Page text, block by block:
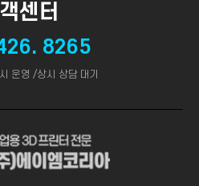
센터
8265
운영 /상시 상담 대기